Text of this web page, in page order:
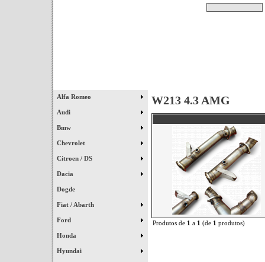
Alfa Romeo
Audi
Bmw
Chevrolet
Citroen / DS
Dacia
Dogde
Fiat / Abarth
Ford
Honda
Hyundai
W213 4.3 AMG
Produtos de 1 a 1 (de 1 produtos)